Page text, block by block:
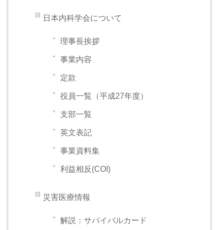
日本内科学会について
理事長挨拶
事業内容
定款
役員一覧（平成27年度）
支部一覧
英文表記
事業資料集
利益相反(COI)
災害医療情報
解説：サバイバルカード